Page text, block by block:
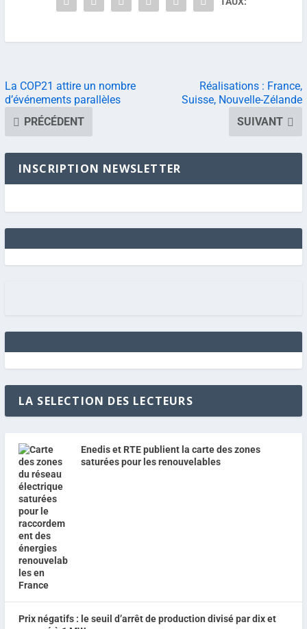
La COP21 attire un nombre
d’événements parallèles
PRÉCÉDENT
Réalisations : France,
Suisse, Nouvelle-Zélande
SUIVANT
INSCRIPTION NEWSLETTER
LA SELECTION DES LECTEURS
Enedis et RTE publient la carte des zones
saturées pour les renouvelables
Prix négatifs : le seuil d’arrêt de production divisé par dix et